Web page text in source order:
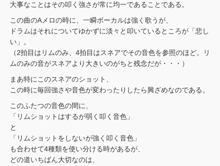
大事なことはその叩く強さが常に均一であることである。
この曲のAメロの時に、一瞬ボーカルは強く歌うが、
ドラムはそれについてゆかずに淡々と叩いているところが「悲し
い」。
（2拍目はリムのみ、4拍目はスネアでその音色を参照のほど。リ
ムのみの音がスネアより大きいのがちと残念だが・・・）
まあ特にこのスネアのショット、
この時に毎回強さや音色が変わったりしたら興ざめなのである。
このふたつの音色の間に、
「リムショットはするが弱く叩く音色」
と
「リムショットをしないが強く叩く音色」
も合わせて4種類を使い分ける時があるが、
どの道いちばん大切なのは、